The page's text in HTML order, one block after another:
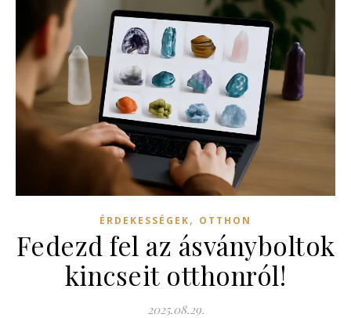
ÉRDEKESSÉGEK, OTTHON
Fedezd fel az ásványboltok
kincseit otthonról!
2025.08.29.